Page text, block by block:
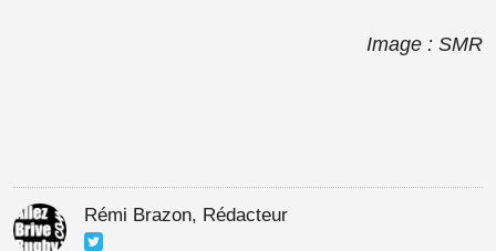
Image : SMR
Rémi Brazon, Rédacteur